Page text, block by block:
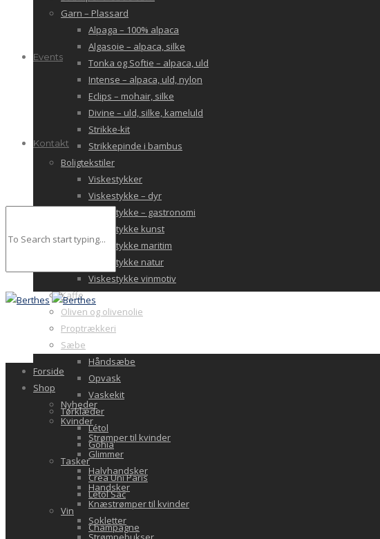
Garn – Plassard
Alpaga – 100% alpaca
Algasoie – alpaca, silke
Tonka og Softie – alpaca, uld
Intense – alpaca, uld, nylon
Eclips – mohair, silke
Divine – uld, silke, kameluld
Strikke-kit
Strikkepinde i bambus
Boligtekstiler
Viskestykker
Viskestykke – dyr
Viskestykke – gastronomi
Viskestykke kunst
Viskestykke maritim
Viskestykke natur
Viskestykke vinmotiv
Kaffe
Oliven og olivenolie
Proptrækkeri
Sæbe
Håndsæbe
Opvask
Vaskekit
Tørklæder
Létol
Gohia
Tasker
Crea Uni Paris
Letol Sac
Vin
Champagne
Events
Kontakt
Forside
Shop
Nyheder
Kvinder
Strømper til kvinder
Glimmer
Halvhandsker
Handsker
Knæstrømper til kvinder
Sokletter